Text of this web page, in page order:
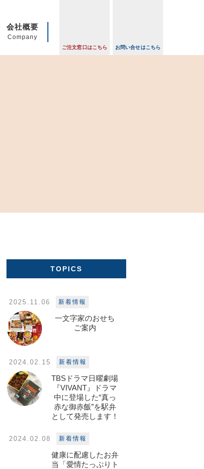
ご注文窓口はこちら お問い合せはこちら
会社概要
Company
TOPICS
2025.11.06 新着情報
一文字家のおせち
ご案内
2024.02.15 新着情報
TBSドラマ日曜劇場
『VIVANT』ドラマ
中に登場した“真っ
赤な御赤飯”を駅弁
として発売します！
2024.02.08 新着情報
健康に配慮したお弁
当「愛情たっぷりト